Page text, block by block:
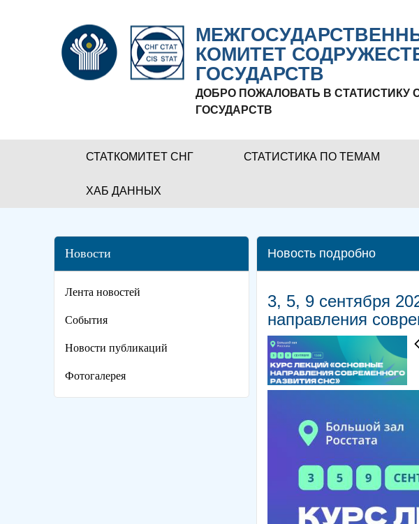
КОМИТЕТ
ГОСУДАРСТВ
ДОБРО ПОЖАЛОВАТЬ В
ГОСУДАРСТВ
СТАТКОМИТЕТ СНГ СТАТИСТИКА ПО ТЕМАМ
ХАБ ДАННЫХ
Новости
Лента новостей
События
Новости публикаций
Фотогалерея
Новость подробно
3, 5, 9 сентября
направления